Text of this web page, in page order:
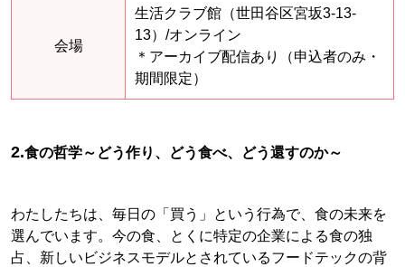
会場
生活クラブ館（世田谷区宮坂3-13-
13）/オンライン
＊アーカイブ配信あり（申込者のみ・
期間限定）
2.食の哲学～どう作り、どう食べ、どう還すのか～
わたしたちは、毎日の「買う」という行為で、食の未来を
選んでいます。今の食、とくに特定の企業による食の独
占、新しいビジネスモデルとされているフードテックの背